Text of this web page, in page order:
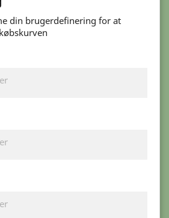
din brugerdefinering for at